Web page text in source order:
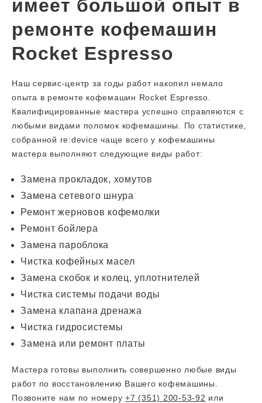
имеет большой опыт в
ремонте кофемашин
Rocket Espresso
Наш сервис-центр за годы работ накопил немало
опыта в ремонте кофемашин Rocket Espresso.
Квалифицированные мастера успешно справляются с
любыми видами поломок кофемашины. По статистике,
собранной re:device чаще всего у кофемашины
мастера выполняют следующие виды работ:
Замена прокладок, хомутов
Замена сетевого шнура
Ремонт жерновов кофемолки
Ремонт бойлера
Замена пароблока
Чистка кофейных масел
Замена скобок и колец, уплотнителей
Чистка системы подачи воды
Замена клапана дренажа
Чистка гидросистемы
Замена или ремонт платы
Мастера готовы выполнить совершенно любые виды
работ по восстановлению Вашего кофемашины.
Позвоните нам по номеру +7 (351) 200-53-92 или